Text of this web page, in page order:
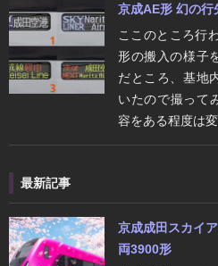
京成AE形 幻の行
ここのところ行
形の搬入の様子
だところ、基地
いたので撮って
容をある程度は変
最新記事
京成成田スカイ
両3900形